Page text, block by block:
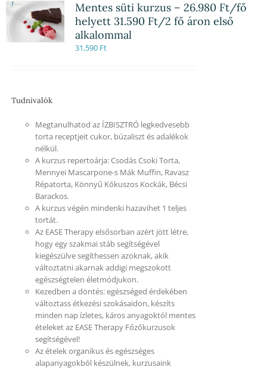
Mentes süti kurzus – 26.980 Ft/fő
helyett 31.590 Ft/2 fő áron első
alkalommal
31,590 Ft
Tudnivalók
Megtanulhatod az ÍZBISZTRÓ legkedvesebb
torta receptjeit cukor, búzaliszt és adalékok
nélkül.
A kurzus repertoárja: Csodás Csoki Torta,
Mennyei Mascarpone-s Mák Muffin, Ravasz
Répatorta, Könnyű Kókuszos Kockák, Bécsi
Barackos.
A kurzus végén mindenki hazavihet 1 teljes
tortát.
Az EASE Therapy elsősorban azért jött létre,
hogy egy szakmai stáb segítségével
kiegészülve segíthessen azoknak, akik
változtatni akarnak addigi megszokott
egészségtelen életmódjukon.
Kezedben a döntés: egészséged érdekében
változtass étkezési szokásaidon, készíts
minden nap ízletes, káros anyagoktól mentes
ételeket az EASE Therapy Főzőkurzusok
segítségével!
Az ételek organikus és egészséges
alapanyagokból készülnek, kurzusaink